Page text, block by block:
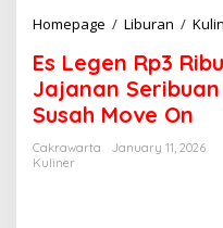
Homepage / Liburan /
Es Legen Rp3
Jajanan
Susah Move On
Cakrawarta
January 11, 2026
Kuliner